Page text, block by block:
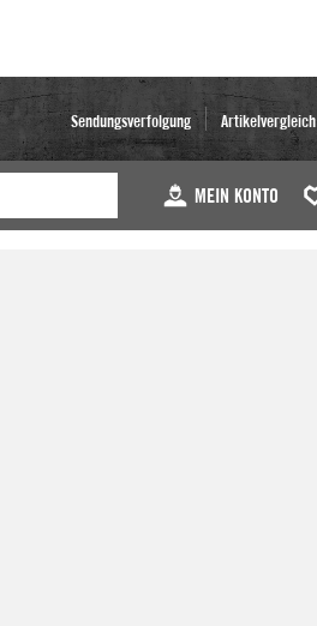
Sendungsverfolgung Artikelvergleich
MEIN KONTO